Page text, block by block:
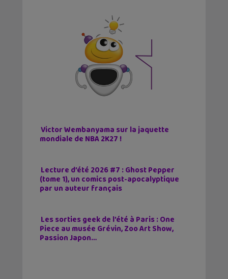
Victor Wembanyama sur la jaquette
mondiale de NBA 2K27 !
Lecture d’été 2026 #7 : Ghost Pepper
(tome 1), un comics post-apocalyptique
par un auteur français
Les sorties geek de l’été à Paris : One
Piece au musée Grévin, Zoo Art Show,
Passion Japon…